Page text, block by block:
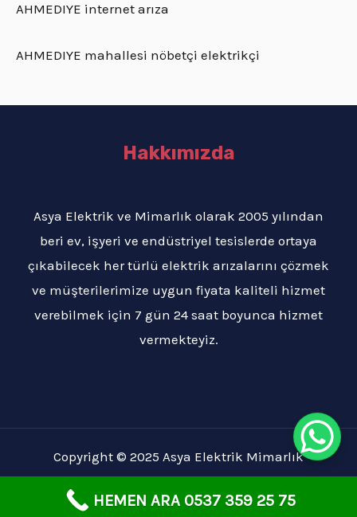
AHMEDIYE internet arıza
AHMEDIYE mahallesi nöbetçi elektrikçi
Hakkımızda
Asya Elektrik ve Mimarlık olarak 2005 yılından
beri ev, işyeri ve endüstriyel tesislerde ortaya
çıkabilecek her türlü elektrik arızalarını çözmek
ve müşterilerimize uygun fiyata kaliteli hizmet
verebilmek için 7 gün 24 saat boyunca hizmet
vermekteyiz.
Copyright © 2025 Asya Elektrik Mimarlık
HEMEN ARA 0537 359 25 75